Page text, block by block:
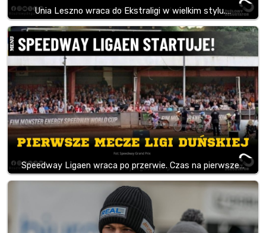
Unia Leszno wraca do Ekstraligi w wielkim stylu.…
Speedway Ligaen wraca po przerwie. Czas na pierwsze…